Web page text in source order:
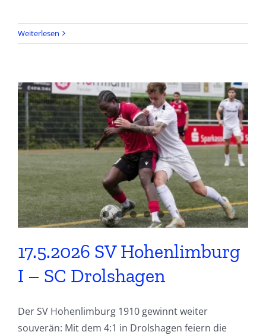
Weiterlesen
17.5.2026 SV Hohenlimburg
I – SC Drolshagen
Der SV Hohenlimburg 1910 gewinnt weiter
souverän: Mit dem 4:1 in Drolshagen feiern die